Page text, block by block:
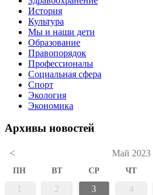
История
Культура
Мы и наши дети
Образование
Правопорядок
Профессионалы
Социальная сфера
Спорт
Экология
Экономика
Архивы новостей
< Май 2023
ПН ВТ СР ЧТ
1 2 3 4